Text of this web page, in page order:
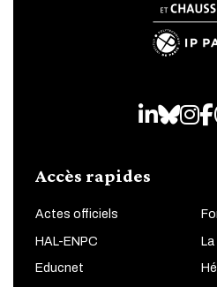
Accès rapides
Actes officiels
HAL-ENPC
Educnet